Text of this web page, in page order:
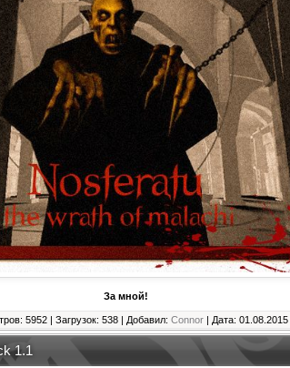
За мной!
5952 | Загрузок: 538 | Добавил: Connor | Дата: 01.08.2015
1.1